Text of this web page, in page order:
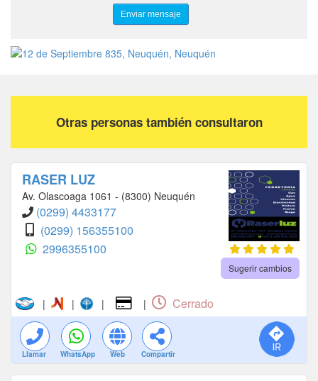
Otras personas también consultaron
RASER LUZ
Av. Olascoaga 1061 - (8300) Neuquén
(0299) 4433177
(0299) 156355100
2996355100
Sugerir cambios
| | | | Cerrado
Llamar WhatsApp Web Compartir